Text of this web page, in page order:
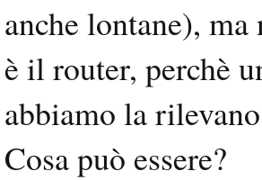
anche lontane),
è il router, perchè
abbiamo la
Cosa può essere?